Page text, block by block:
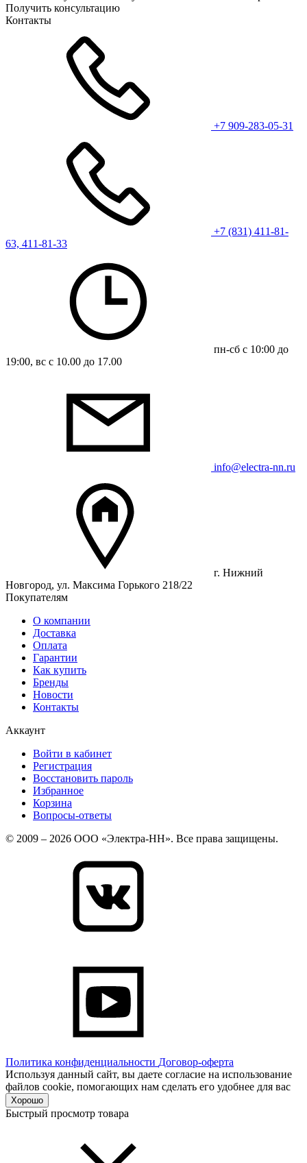
Получить консультацию
Контакты
+7 909-283-05-31
+7 (831) 411-81-
63, 411-81-33
пн-сб с 10:00 до
19:00, вс с 10.00 до 17.00
info@electra-nn.ru
г. Нижний
Новгород, ул. Максима Горького 218/22
Покупателям
О компании
Доставка
Оплата
Гарантии
Как купить
Бренды
Новости
Контакты
Аккаунт
Войти в кабинет
Регистрация
Восстановить пароль
Избранное
Корзина
Вопросы-ответы
© 2009 – 2026 ООО «Электра-НН». Все права защищены.
Политика конфиденциальности Договор-оферта
Используя данный сайт, вы даете согласие на использование
файлов cookie, помогающих нам сделать его удобнее для вас
Хорошо
Быстрый просмотр товара